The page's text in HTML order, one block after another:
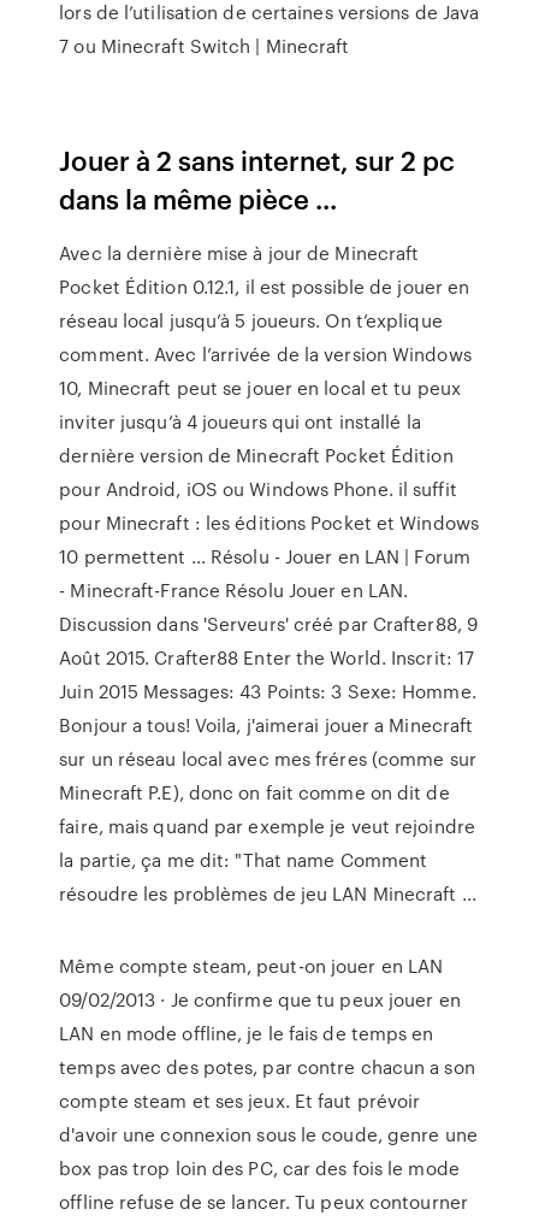
lors de l’utilisation de certaines versions de Java
7 ou Minecraft Switch | Minecraft
Jouer à 2 sans internet, sur 2 pc
dans la même pièce ...
Avec la dernière mise à jour de Minecraft
Pocket Édition 0.12.1, il est possible de jouer en
réseau local jusqu’à 5 joueurs. On t’explique
comment. Avec l’arrivée de la version Windows
10, Minecraft peut se jouer en local et tu peux
inviter jusqu’à 4 joueurs qui ont installé la
dernière version de Minecraft Pocket Édition
pour Android, iOS ou Windows Phone. il suffit
pour Minecraft : les éditions Pocket et Windows
10 permettent ... Résolu - Jouer en LAN | Forum
- Minecraft-France Résolu Jouer en LAN.
Discussion dans 'Serveurs' créé par Crafter88, 9
Août 2015. Crafter88 Enter the World. Inscrit: 17
Juin 2015 Messages: 43 Points: 3 Sexe: Homme.
Bonjour a tous! Voila, j'aimerai jouer a Minecraft
sur un réseau local avec mes fréres (comme sur
Minecraft P.E), donc on fait comme on dit de
faire, mais quand par exemple je veut rejoindre
la partie, ça me dit: "That name Comment
résoudre les problèmes de jeu LAN Minecraft ...
Même compte steam, peut-on jouer en LAN
09/02/2013 · Je confirme que tu peux jouer en
LAN en mode offline, je le fais de temps en
temps avec des potes, par contre chacun a son
compte steam et ses jeux. Et faut prévoir
d'avoir une connexion sous le coude, genre une
box pas trop loin des PC, car des fois le mode
offline refuse de se lancer. Tu peux contourner